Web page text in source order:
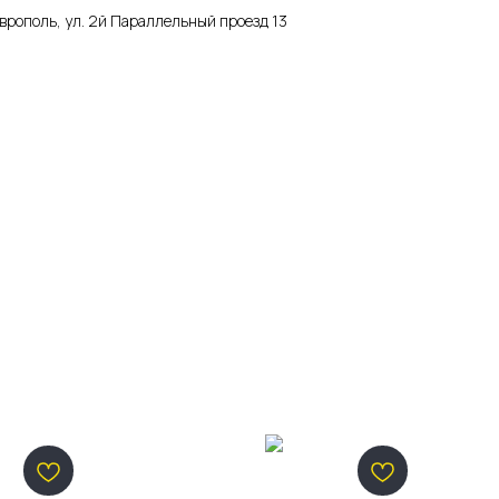
ул. 2й Параллельный проезд 13